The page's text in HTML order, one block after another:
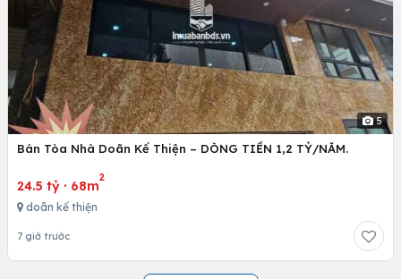
5
Bán Tòa Nhà Doãn Kế Thiện – DÒNG TIỀN 1,2 TỶ/NĂM.
24.5 tỷ · 68m
2
doãn kế thiện
7 giờ trước